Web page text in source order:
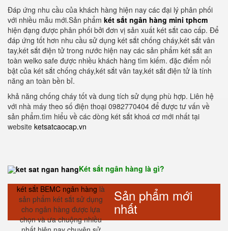
Đáp ứng nhu cầu của khách hàng hiện nay các đại lý phân phối
với nhiều mẫu mới.Sản phẩm két sắt ngân hàng mini tphcm
hiện đạng được phân phối bởi đơn vị sản xuất két sắt cao cấp. Để
đáp ứng tốt hơn nhu cầu sử dụng két sắt chống cháy,két sắt vân
tay,két sắt điện tử trong nước hiện nay các sản phẩm két sắt an
toàn welko safe được nhiều khách hàng tìm kiếm. đặc điểm nổi
bật của két sắt chống cháy,két sắt vân tay,két sắt điện tử là tính
năng an toàn bền bỉ.
khả năng chống cháy tốt và dung tích sử dụng phù hợp. Liên hệ
với nhà máy theo số điện thoại 0982770404 để được tư vấn về
sản phẩm.tìm hiểu về các dòng két sắt khoá cơ mới nhất tại
website ketsatcaocap.vn
Két sắt ngân hàng là gì?
két sắt BEMC ngân hàng là
sản phẩm két sắt sử dụng
cho ngân hàng được lựa
chọn và ưa chuộng nhiều
Sản phẩm mới
nhất